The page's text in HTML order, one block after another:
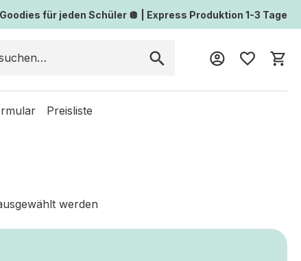
für jeden Schüler 🪩 | Express Produktion 1-3 Tage
Preisliste
werden